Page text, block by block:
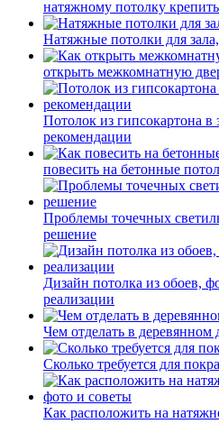
натяжному потолку
Натяжные потолки для
открыть межкомнатную
Потолок из гипсокартона в
рекомендации
повесить на бетонные
Проблемы точечных
решение
Дизайн потолка из обоев,
реализации
Чем отделать в
Сколько требуется для
Как расположить на